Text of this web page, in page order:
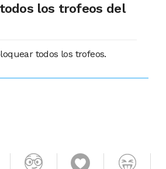
los trofeos del
todos los trofeos.